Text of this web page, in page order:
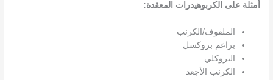
أمثلة على الكربوهيدرات المعقدة:
الملفوف/الكرنب
براعم بروكسل
البروكلي
الكرنب الأجعد